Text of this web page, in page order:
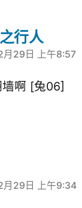
行人
月29日 上午8:57
啊 [兔06]
月29日 上午9:34